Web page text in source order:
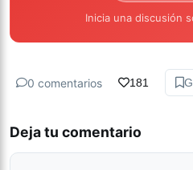
Inicia una discusión
0 comentarios 181
Deja tu comentario